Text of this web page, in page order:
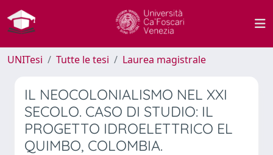
UNITesi Tutte le tesi Laurea magistrale
IL NEOCOLONIALISMO NEL XXI
SECOLO. CASO DI STUDIO: IL
PROGETTO IDROELETTRICO EL
QUIMBO, COLOMBIA.